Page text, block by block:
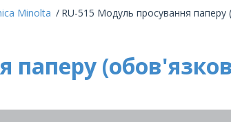
Minolta RU-515 Модуль просування паперу